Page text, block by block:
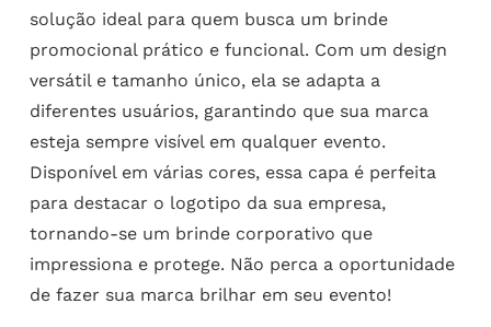
solução ideal para quem busca um brinde
promocional prático e funcional. Com um design
versátil e tamanho único, ela se adapta a
diferentes usuários, garantindo que sua marca
esteja sempre visível em qualquer evento.
Disponível em várias cores, essa capa é perfeita
para destacar o logotipo da sua empresa,
tornando-se um brinde corporativo que
impressiona e protege. Não perca a oportunidade
de fazer sua marca brilhar em seu evento!